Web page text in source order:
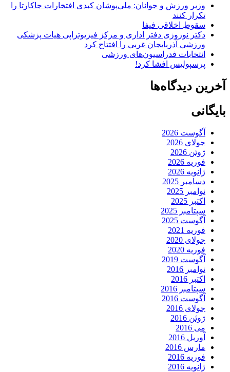
وزیر ورزش و جوانان: ملی‌پوشان کبدی افتخارات جاکارتا را
تکرار کنند
سقوطِ اخلاقی فیفا
دکتر نوروزی دفتر اداری و مرکز فیزیوتراپی هیات پزشکی
ورزشی آذربایجان غربی را افتتاح کرد
انتخابات فدراسیون‌های ورزشی
پرسپولیس افشا کرد!
آخرین دیدگاه‌ها
بایگانی
آگوست 2026
جولای 2026
ژوئن 2026
فوریه 2026
ژانویه 2026
دسامبر 2025
نوامبر 2025
اکتبر 2025
سپتامبر 2025
آگوست 2025
فوریه 2021
جولای 2020
فوریه 2020
آگوست 2019
نوامبر 2016
اکتبر 2016
سپتامبر 2016
آگوست 2016
جولای 2016
ژوئن 2016
می 2016
آوریل 2016
مارس 2016
فوریه 2016
ژانویه 2016